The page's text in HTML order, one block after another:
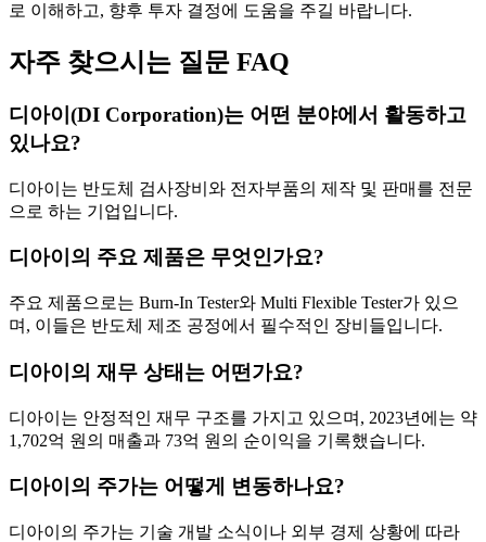
로 이해하고, 향후 투자 결정에 도움을 주길 바랍니다.
자주 찾으시는 질문 FAQ
디아이(DI Corporation)는 어떤 분야에서 활동하고
있나요?
디아이는 반도체 검사장비와 전자부품의 제작 및 판매를 전문
으로 하는 기업입니다.
디아이의 주요 제품은 무엇인가요?
주요 제품으로는 Burn-In Tester와 Multi Flexible Tester가 있으
며, 이들은 반도체 제조 공정에서 필수적인 장비들입니다.
디아이의 재무 상태는 어떤가요?
디아이는 안정적인 재무 구조를 가지고 있으며, 2023년에는 약
1,702억 원의 매출과 73억 원의 순이익을 기록했습니다.
디아이의 주가는 어떻게 변동하나요?
디아이의 주가는 기술 개발 소식이나 외부 경제 상황에 따라